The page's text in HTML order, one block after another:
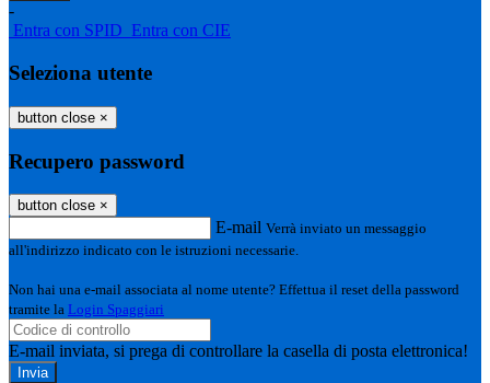
-
Entra con SPID Entra con CIE
Seleziona utente
button close ×
Recupero password
button close ×
E-mail Verrà inviato un messaggio
all'indirizzo indicato con le istruzioni necessarie.
Non hai una e-mail associata al nome utente? Effettua il reset della password
tramite la Login Spaggiari
E-mail inviata, si prega di controllare la casella di posta elettronica!